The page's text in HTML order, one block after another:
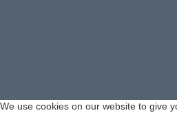
We use cookies on our website to give